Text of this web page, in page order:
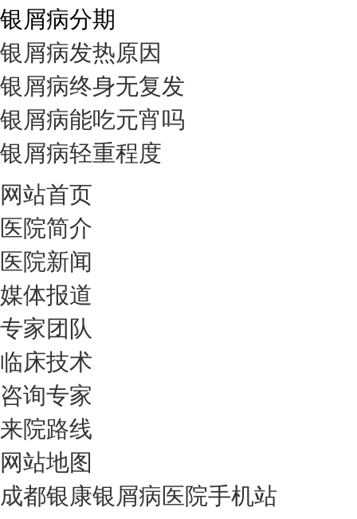
银屑病分期
银屑病发热原因
银屑病终身无复发
银屑病能吃元宵吗
银屑病轻重程度
网站首页
医院简介
医院新闻
媒体报道
专家团队
临床技术
咨询专家
来院路线
网站地图
成都银康银屑病医院手机站